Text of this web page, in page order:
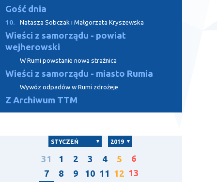
Gość dnia
10. Natasza Sobczak i Małgorzata Kryszewska
Wieści z samorządu - powiat
wejherowski
W Rumi powstanie nowa strażnica
Wieści z samorządu - miasto Rumia
Wywóz odpadów w Rumi zdrożeje
Z Archiwum TTM
STYCZEŃ 2019
31 1 2 3 4 5
6
7
8 9 10 11 12 13